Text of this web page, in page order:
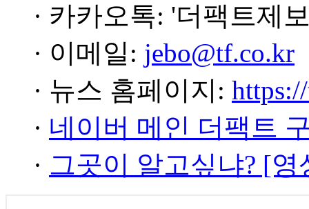
· 카카오톡: '더팩트제
· 이메일: jebo@tf.co.kr
· 뉴스 홈페이지:
· 네이버 메인 더팩트
· 그곳이 알고싶냐? [